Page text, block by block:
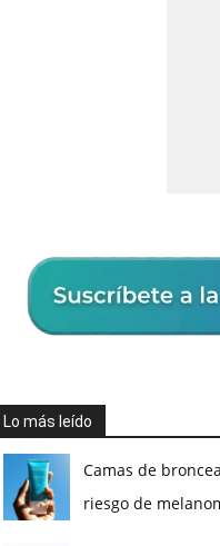
Lo más leído
Camas de
riesgo de